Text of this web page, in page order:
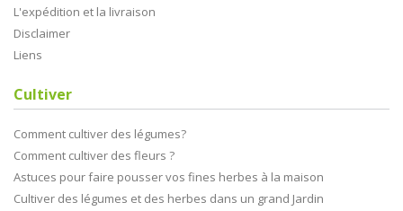
L'expédition et la livraison
Disclaimer
Liens
Cultiver
Comment cultiver des légumes?
Comment cultiver des fleurs ?
Astuces pour faire pousser vos fines herbes à la maison
Cultiver des légumes et des herbes dans un grand Jardin